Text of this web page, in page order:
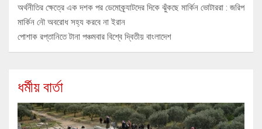
অর্থনীতির ক্ষেত্রে এক দশক পর ডেমোক্র্যাটদের দিকে ঝুঁকছে মার্কিন ভোটাররা : জরিপ
মার্কিন নৌ অবরোধ সহ্য করবে না ইরান
পোশাক রপ্তানিতে টানা পঞ্চমবার বিশ্বে দ্বিতীয় বাংলাদেশ
ধর্মীয় বার্তা